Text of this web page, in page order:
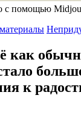
с помощью
как
к